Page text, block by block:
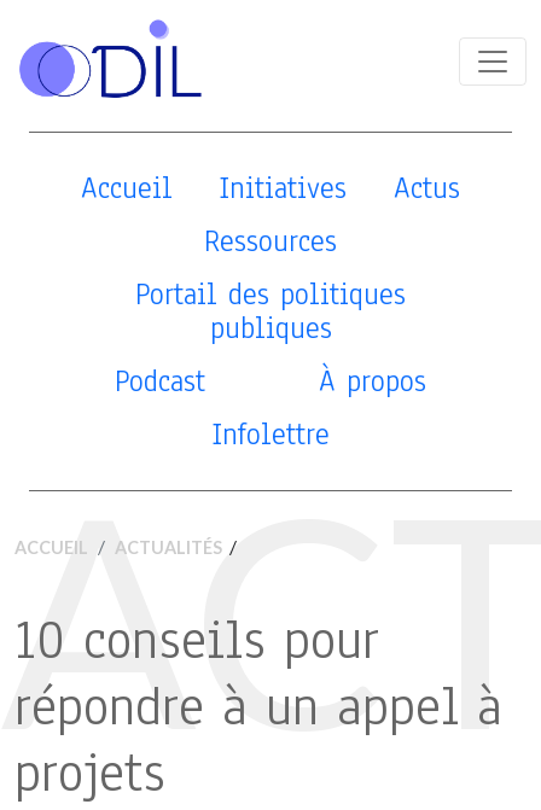
Accueil Initiatives
Actus
Ressources
Portail des politiques
publiques
Podcast
À propos
Infolettre
ACCUEIL ACTUALITÉS /
10 conseils pour
répondre à un appel à
projets